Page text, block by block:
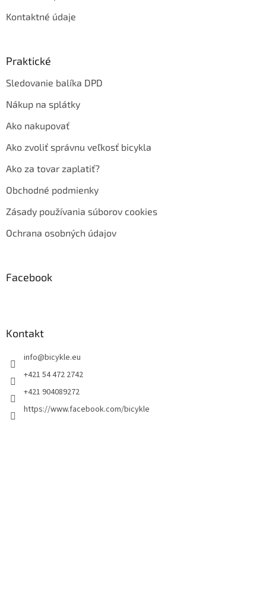
Kontaktné údaje
Praktické
Sledovanie balíka DPD
Nákup na splátky
Ako nakupovať
Ako zvoliť správnu veľkosť bicykla
Ako za tovar zaplatiť?
Obchodné podmienky
Zásady používania súborov cookies
Ochrana osobných údajov
Facebook
Kontakt
info@bicykle.eu
+421 54 472 2742
+421 904089272
https://www.facebook.com/bicykle